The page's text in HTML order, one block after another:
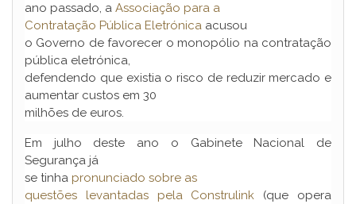
ano passado, a Associação para a
Contratação Pública Eletrónica acusou
o Governo de favorecer o monopólio na contratação
pública eletrónica,
defendendo que existia o risco de reduzir mercado e
aumentar custos em 30
milhões de euros.
Em julho deste ano o Gabinete Nacional de
Segurança já
se tinha pronunciado sobre as
questões levantadas pela Construlink (que opera